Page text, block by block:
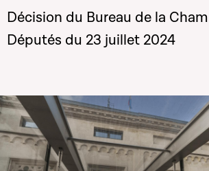
Décision du Bureau de la
Députés du 23 juillet 2024